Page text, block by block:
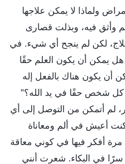
ولماذا لا يمكن علاجها
وأثق فيه، وبذلت قصارى
لكن لم ينجح أي شيء. في
هل يمكن أن يكون العلم حقًا
أن يكون هناك بالفعل إله
كل شخص حقًا في يد الله؟"
لم أتمكن من التوصل إلى أي
كنت أعيش في ألم ومعاناة
أفكر فيها في كوني معاقة
سرًا في البكاء. شعرت أنني